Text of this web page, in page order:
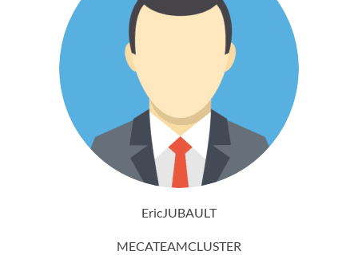
EricJUBAULT
MECATEAMCLUSTER